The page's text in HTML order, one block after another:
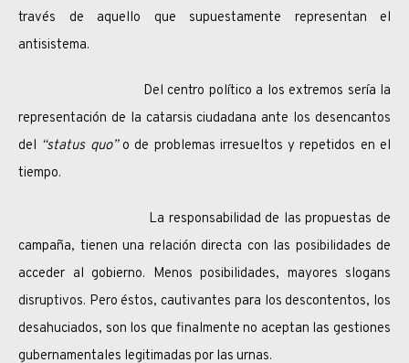
través de aquello que supuestamente representan el
antisistema.
Del centro político a los extremos sería la
representación de la catarsis ciudadana ante los desencantos
del “status quo”o de problemas irresueltos y repetidos en el
tiempo.
La responsabilidad de las propuestas de
campaña, tienen una relación directa con las posibilidades de
acceder al gobierno. Menos posibilidades, mayores slogans
disruptivos. Pero éstos, cautivantes para los descontentos, los
desahuciados, son los que finalmente no aceptan las gestiones
gubernamentales legitimadas por las urnas.